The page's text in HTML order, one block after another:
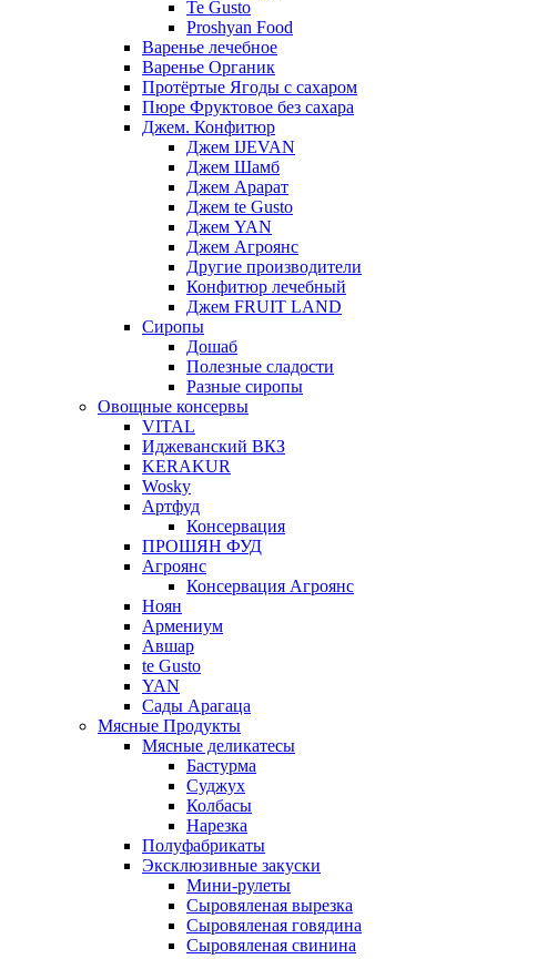
Te Gusto
Proshyan Food
Варенье лечебное
Варенье Органик
Протёртые Ягоды с сахаром
Пюре Фруктовое без сахара
Джем. Конфитюр
Джем IJEVAN
Джем Шамб
Джем Арарат
Джем te Gusto
Джем YAN
Джем Агроянс
Другие производители
Конфитюр лечебный
Джем FRUIT LAND
Сиропы
Дошаб
Полезные сладости
Разные сиропы
Овощные консервы
VITAL
Иджеванский ВКЗ
KERAKUR
Wosky
Артфуд
Консервация
ПРОШЯН ФУД
Агроянс
Консервация Агроянс
Ноян
Армениум
Авшар
te Gusto
YAN
Сады Арагаца
Мясные Продукты
Мясные деликатесы
Бастурма
Суджух
Колбасы
Нарезка
Полуфабрикаты
Эксклюзивные закуски
Мини-рулеты
Сыровяленая вырезка
Сыровяленая говядина
Сыровяленая свинина